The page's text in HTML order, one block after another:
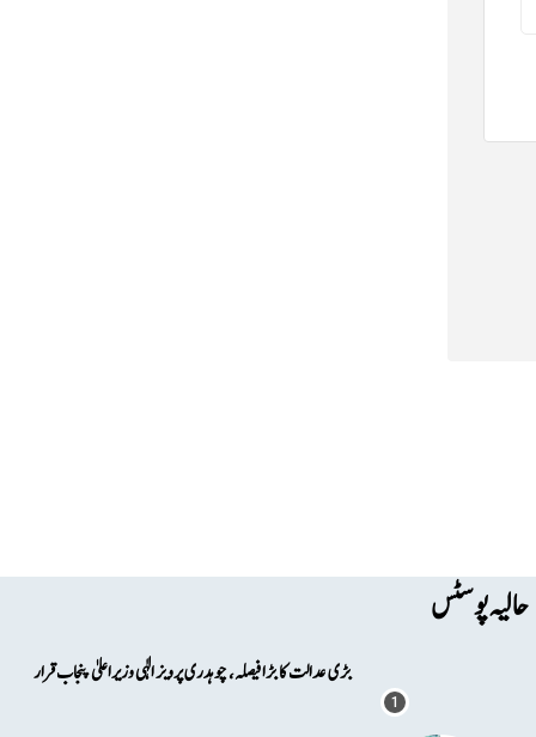
حالیہ پوسٹس
بڑی عدالت کا بڑا فیصلہ، چوہدری پرویز الٰہی وزیراعلیٰ پنجاب قرار